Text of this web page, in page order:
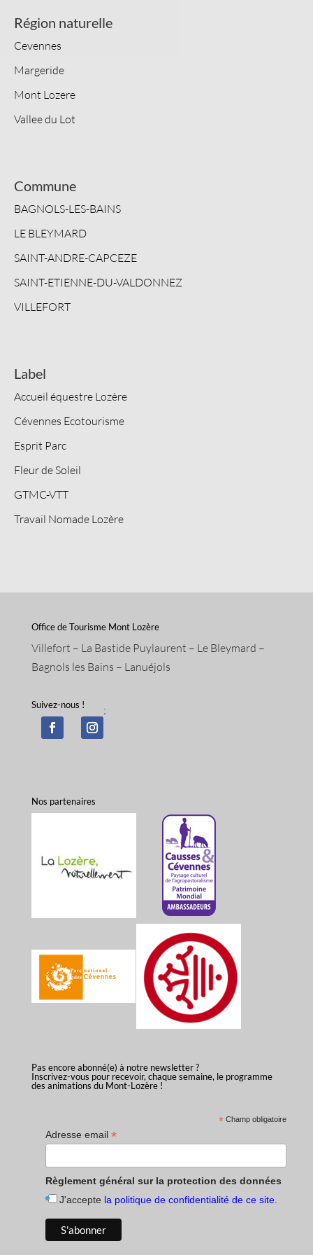
Région naturelle
Cevennes
Margeride
Mont Lozere
Vallee du Lot
Commune
BAGNOLS-LES-BAINS
LE BLEYMARD
SAINT-ANDRE-CAPCEZE
SAINT-ETIENNE-DU-VALDONNEZ
VILLEFORT
Label
Accueil équestre Lozère
Cévennes Ecotourisme
Esprit Parc
Fleur de Soleil
GTMC-VTT
Travail Nomade Lozère
Office de Tourisme Mont Lozère
Villefort – La Bastide Puylaurent – Le Bleymard –
Bagnols les Bains – Lanuéjols
Suivez-nous ! ;
Nos partenaires
Pas encore abonné(e) à notre newsletter ?
Inscrivez-vous pour recevoir, chaque semaine, le programme
des animations du Mont-Lozère !
* Champ obligatoire
Adresse email *
Règlement général sur la protection des données
J'accepte la politique de confidentialité de ce site.